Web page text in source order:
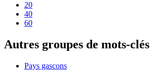
20
40
60
Autres groupes de mots-clés
Pays gascons